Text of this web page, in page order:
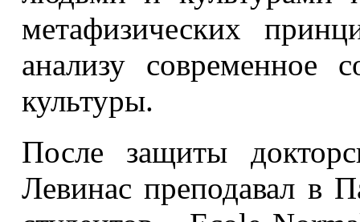
метафизических
анализу современное
культуры.
После защиты
Левинас преподавал в